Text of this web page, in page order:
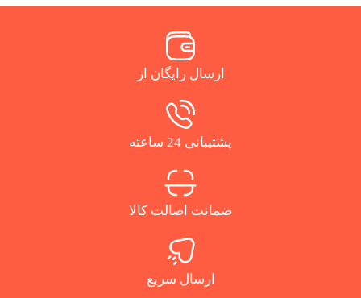
ارسال رایگان از
پشتیبانی 24 ساعته
ضمانت اصالت کالا
ارسال سریع